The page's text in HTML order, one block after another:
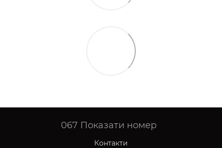
067 Показати номер
Контакти